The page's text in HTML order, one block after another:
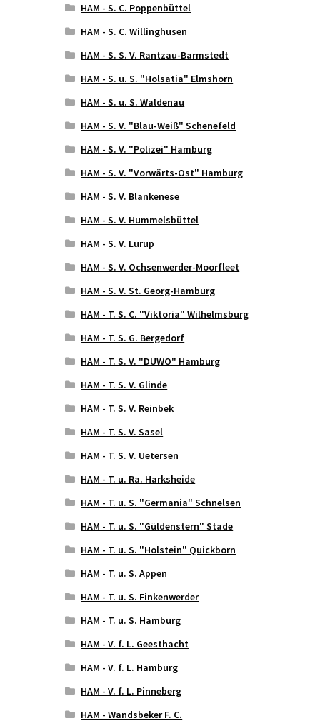
HAM - S. C. Poppenbüttel
HAM - S. C. Willinghusen
HAM - S. S. V. Rantzau-Barmstedt
HAM - S. u. S. "Holsatia" Elmshorn
HAM - S. u. S. Waldenau
HAM - S. V. "Blau-Weiß" Schenefeld
HAM - S. V. "Polizei" Hamburg
HAM - S. V. "Vorwärts-Ost" Hamburg
HAM - S. V. Blankenese
HAM - S. V. Hummelsbüttel
HAM - S. V. Lurup
HAM - S. V. Ochsenwerder-Moorfleet
HAM - S. V. St. Georg-Hamburg
HAM - T. S. C. "Viktoria" Wilhelmsburg
HAM - T. S. G. Bergedorf
HAM - T. S. V. "DUWO" Hamburg
HAM - T. S. V. Glinde
HAM - T. S. V. Reinbek
HAM - T. S. V. Sasel
HAM - T. S. V. Uetersen
HAM - T. u. Ra. Harksheide
HAM - T. u. S. "Germania" Schnelsen
HAM - T. u. S. "Güldenstern" Stade
HAM - T. u. S. "Holstein" Quickborn
HAM - T. u. S. Appen
HAM - T. u. S. Finkenwerder
HAM - T. u. S. Hamburg
HAM - V. f. L. Geesthacht
HAM - V. f. L. Hamburg
HAM - V. f. L. Pinneberg
HAM - Wandsbeker F. C.